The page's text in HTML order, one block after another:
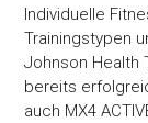
Individuelle
Trainingstypen
Johnson Health
bereits
auch MX4